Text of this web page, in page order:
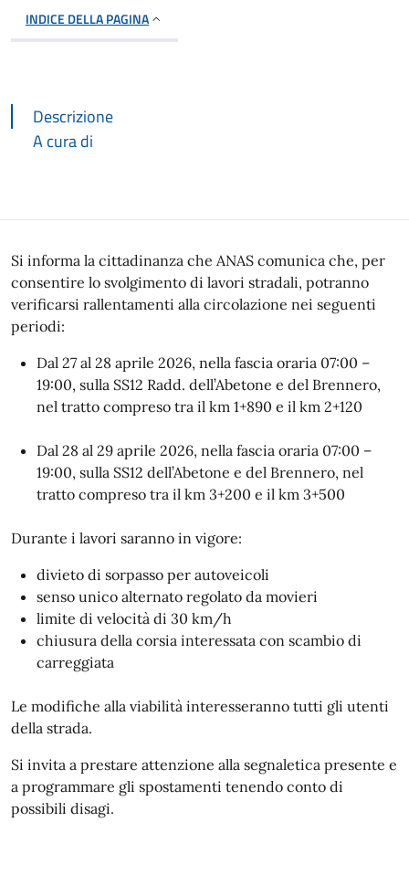
INDICE DELLA PAGINA
Descrizione
A cura di
Descrizione
Si informa la cittadinanza che ANAS comunica che, per
consentire lo svolgimento di lavori stradali, potranno
verificarsi rallentamenti alla circolazione nei seguenti
periodi:
Dal 27 al 28 aprile 2026, nella fascia oraria 07:00 –
19:00, sulla SS12 Radd. dell’Abetone e del Brennero,
nel tratto compreso tra il km 1+890 e il km 2+120
Dal 28 al 29 aprile 2026, nella fascia oraria 07:00 –
19:00, sulla SS12 dell’Abetone e del Brennero, nel
tratto compreso tra il km 3+200 e il km 3+500
Durante i lavori saranno in vigore:
divieto di sorpasso per autoveicoli
senso unico alternato regolato da movieri
limite di velocità di 30 km/h
chiusura della corsia interessata con scambio di
carreggiata
Le modifiche alla viabilità interesseranno tutti gli utenti
della strada.
Si invita a prestare attenzione alla segnaletica presente e
a programmare gli spostamenti tenendo conto di
possibili disagi.